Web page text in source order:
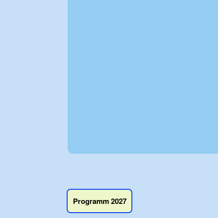
Programm 2027